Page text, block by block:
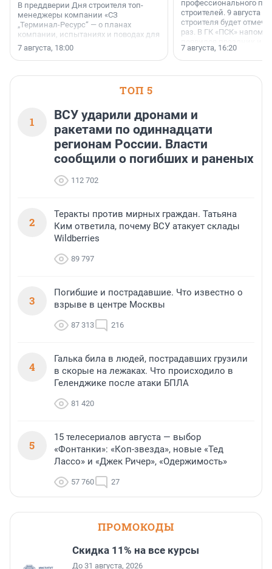
В преддверии Дня строителя топ-
менеджеры компании «СЗ
„Терминал-Ресурс“ — о планах
компании, испытаниях и поводах для
осторожного оптимизма.
7 августа, 18:00
профессионального
строителей. 9 августа
строителя будет
раз. В ГК «ПСК»
поменялась роль
7 августа, 16:20
ТОП 5
1
ВСУ ударили дронами и
ракетами по одиннадцати
регионам России. Власти
сообщили о погибших и раненых
112 702
2
Теракты против мирных граждан. Татьяна
Ким ответила, почему ВСУ атакует склады
Wildberries
89 797
3
Погибшие и пострадавшие. Что известно о
взрыве в центре Москвы
87 313 216
4
Галька била в людей, пострадавших грузили
в скорые на лежаках. Что происходило в
Геленджике после атаки БПЛА
81 420
5
15 телесериалов августа — выбор
«Фонтанки»: «Коп-звезда», новые «Тед
Лассо» и «Джек Ричер», «Одержимость»
57 760 27
ПРОМОКОДЫ
Скидка 11% на все курсы
До 31 августа, 2026